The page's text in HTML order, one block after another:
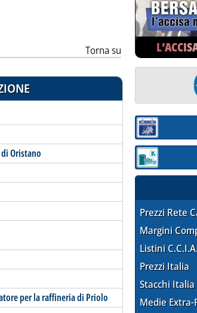
Torna su
Oristano
per la raffineria di Priolo
Sezione:
Sezione:
Prezzi Rete
Margini
Listini
Prezzi Italia
Stacchi Italia
Medie Extra-